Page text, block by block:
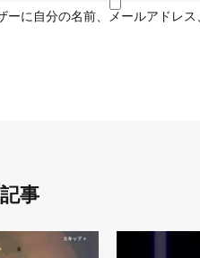
に自分の名前、メールアドレス
事